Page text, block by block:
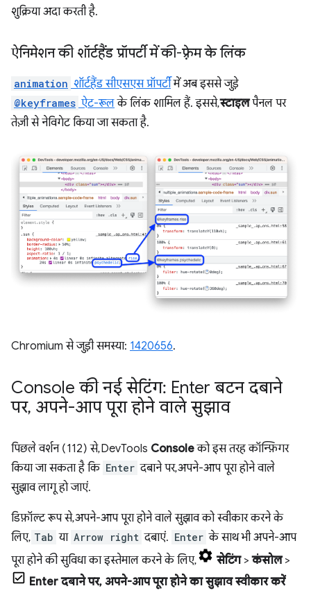
शुक्रिया अदा करती है.
ऐनिमेशन की शॉर्टहैंड प्रॉपर्टी में की-फ़्रेम के लिंक
animation शॉर्टहैंड सीएसएस प्रॉपर्टीमें अब इससे जुड़े
@keyframes ऐट-रूलके लिंक शामिल हैं. इससे,स्टाइलपैनल पर
तेज़ी से नेविगेट किया जा सकता है.
Chromium से जुड़ी समस्या: 1420656.
Console की नई सेटिंग: Enter बटन दबाने
पर, अपने-आप पूरा होने वाले सुझाव
पिछले वर्शन (112) से, DevTools Consoleको इस तरह कॉन्फ़िगर
किया जा सकता है कि Enter दबाने पर, अपने-आप पूरा होने वाले
सुझाव लागू हो जाएं.
डिफ़ॉल्ट रूप से, अपने-आप पूरा होने वाले सुझाव को स्वीकार करने के
लिए, Tab या Arrow right दबाएं. Enter के साथ भी अपने-आप
पूरा होने की सुविधा का इस्तेमाल करने के लिए,
सेटिंग>कंसोल>
Enter दबाने पर, अपने-आप पूरा होने का सुझाव स्वीकार करें